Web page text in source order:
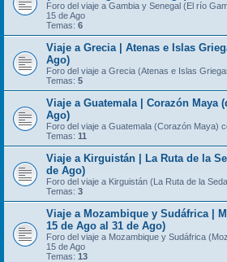
Foro del viaje a Gambia y Senegal (El río
15 de Ago
Temas: 6
Viaje a Grecia | Atenas e Islas
Ago)
Foro del viaje a Grecia (Atenas e Islas
Temas: 5
Viaje a Guatemala | Corazón Maya
Ago)
Foro del viaje a Guatemala (Corazón Maya)
Temas: 11
Viaje a Kirguistán | La Ruta de la
de Ago)
Foro del viaje a Kirguistán (La Ruta de la
Temas: 3
Viaje a Mozambique y Sudáfrica |
15 de Ago al 31 de Ago)
Foro del viaje a Mozambique y Sudáfrica
15 de Ago
Temas: 13